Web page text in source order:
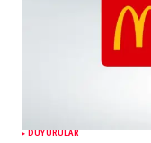
DUYURULAR